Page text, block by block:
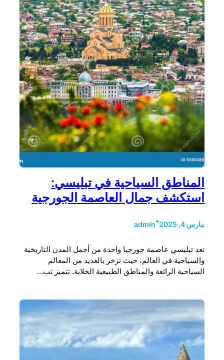
المناطق السياحية في تبليسي:
استكشف جمال العاصمة الجورجية
مارس 4, 2025 •
admin
تعد تبليسي عاصمة جورجيا واحدة من أجمل المدن التاريخية
والسياحية في العالم، حيث تزخر بالعديد من المعالم
السياحية الرائعة والمناطق الطبيعية الخلابة. تتميز تب…